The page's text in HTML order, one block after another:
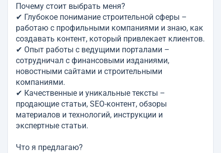
Почему стоит выбрать меня?
✔ Глубокое понимание строительной сферы –
работаю с профильными компаниями и знаю, как
создавать контент, который привлекает клиентов.
✔ Опыт работы с ведущими порталами –
сотрудничал с финансовыми изданиями,
новостными сайтами и строительными
компаниями.
✔ Качественные и уникальные тексты –
продающие статьи, SEO-контент, обзоры
материалов и технологий, инструкции и
экспертные статьи.
Что я предлагаю?